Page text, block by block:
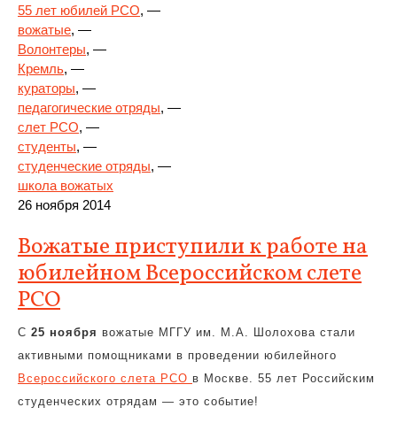
55 лет юбилей РСО, —
вожатые, —
Волонтеры, —
Кремль, —
кураторы, —
педагогические отряды, —
слет РСО, —
студенты, —
студенческие отряды, —
школа вожатых
26 ноября 2014
Вожатые приступили к работе на
юбилейном Всероссийском слете
РСО
С 25 ноября вожатые МГГУ им. М.А. Шолохова стали
активными помощниками в проведении юбилейного
Всероссийского слета РСО в Москве. 55 лет Российским
студенческих отрядам — это событие!